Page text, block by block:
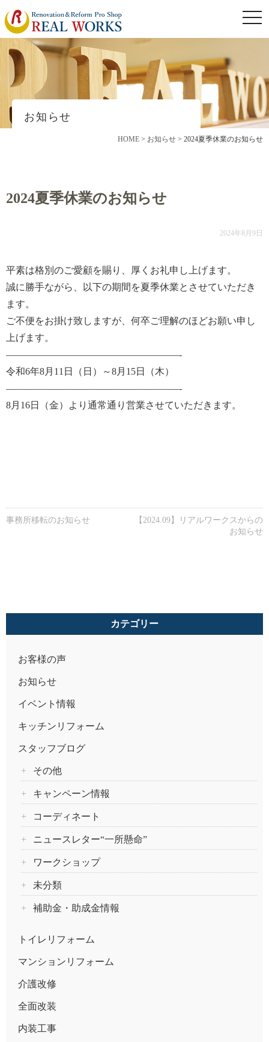
お知らせ
HOME > お知らせ > 2024夏季休業のお知らせ
2024夏季休業のお知らせ
2024年8月9日
平素は格別のご愛顧を賜り、厚くお礼申し上げます。
誠に勝手ながら、以下の期間を夏季休業とさせていただき
ます。
ご不便をお掛け致しますが、何卒ご理解のほどお願い申し
上げます。
——————————————————-
令和6年8月11日（日）～8月15日（木）
——————————————————-
8月16日（金）より通常通り営業させていただきます。
事務所移転のお知らせ
【2024.09】リアルワークスからの
お知らせ
カテゴリー
お客様の声
お知らせ
イベント情報
キッチンリフォーム
スタッフブログ
その他
キャンペーン情報
コーディネート
ニュースレター“一所懸命”
ワークショップ
未分類
補助金・助成金情報
トイレリフォーム
マンションリフォーム
介護改修
全面改装
内装工事